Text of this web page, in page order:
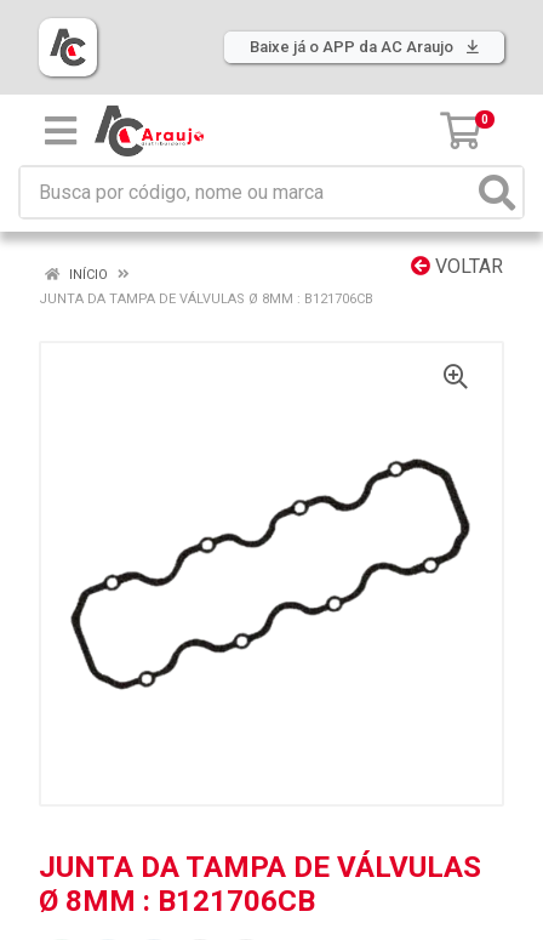
Baixe já o APP da AC Araujo
0
VOLTAR
INÍCIO
JUNTA DA TAMPA DE VÁLVULAS Ø 8MM : B121706CB
JUNTA DA TAMPA DE VÁLVULAS
Ø 8MM : B121706CB